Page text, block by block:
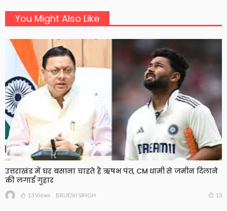
You Might Also Like
उत्तराखंड में घर बसाना चाहते हैं ऋषभ पंत, CM धामी से जमीन दिलाने
की लगाई गुहार
13 Views BRIJESH SINGH 13